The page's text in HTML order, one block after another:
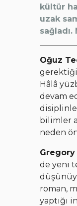
kültür
uzak
sağladı.
Oğuz
Hâlâ
devam
bilimler
neden
de yeni
roman,
yaptığı